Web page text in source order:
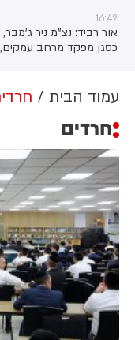
16:42
אור רביד: נצ"מ ניר
כסגן מפקד מרחב
חופשתו הכפויה ולהשיבו
לתפקידו. העתירה הוגשה
שהוחלט להאריך בפעם
את החופשה, אף שהתיק
נגדו בפרשת עיריית נצרת
באפריל מחוסר ראיות
עמוד הבית
חרדים